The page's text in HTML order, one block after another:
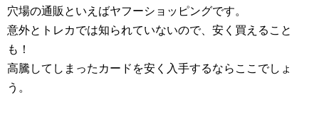
穴場の通販といえばヤフーショッピングです。
意外とトレカでは知られていないので、安く買えること
も！
高騰してしまったカードを安く入手するならここでしょ
う。